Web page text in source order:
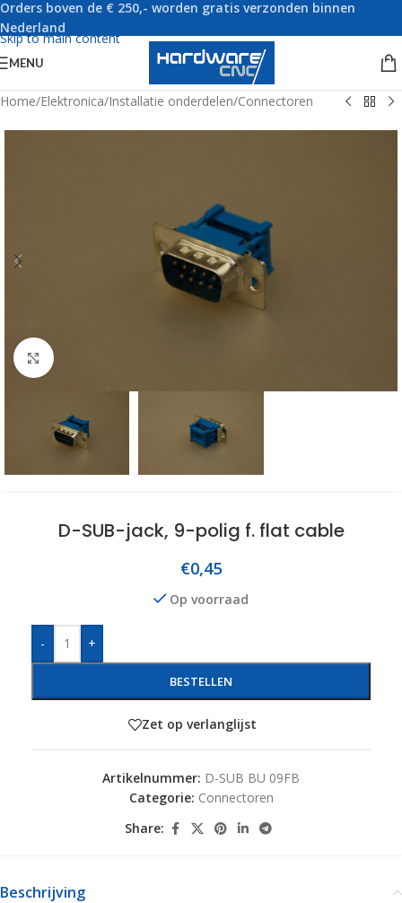
Skip to navigation
Skip to main content
Orders boven de € 250,- worden gratis verzonden binnen
Nederland
MENU
Home/Elektronica/Installatie onderdelen/Connectoren
Click to enlarge
D-SUB-jack, 9-polig f. flat cable
€0,45
Op voorraad
- +
BESTELLEN
Zet op verlanglijst
Artikelnummer: D-SUB BU 09FB
Categorie: Connectoren
Share:
Beschrijving